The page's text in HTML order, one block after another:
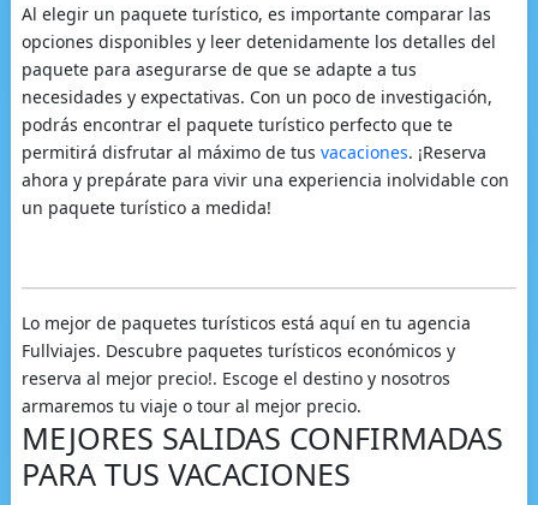
Al elegir un paquete turístico, es importante comparar las
opciones disponibles y leer detenidamente los detalles del
paquete para asegurarse de que se adapte a tus
necesidades y expectativas. Con un poco de investigación,
podrás encontrar el paquete turístico perfecto que te
permitirá disfrutar al máximo de tus vacaciones. ¡Reserva
ahora y prepárate para vivir una experiencia inolvidable con
un paquete turístico a medida!
Lo mejor de paquetes turísticos está aquí en tu agencia
Fullviajes. Descubre paquetes turísticos económicos y
reserva al mejor precio!. Escoge el destino y nosotros
armaremos tu viaje o tour al mejor precio.
MEJORES SALIDAS CONFIRMADAS
PARA TUS VACACIONES